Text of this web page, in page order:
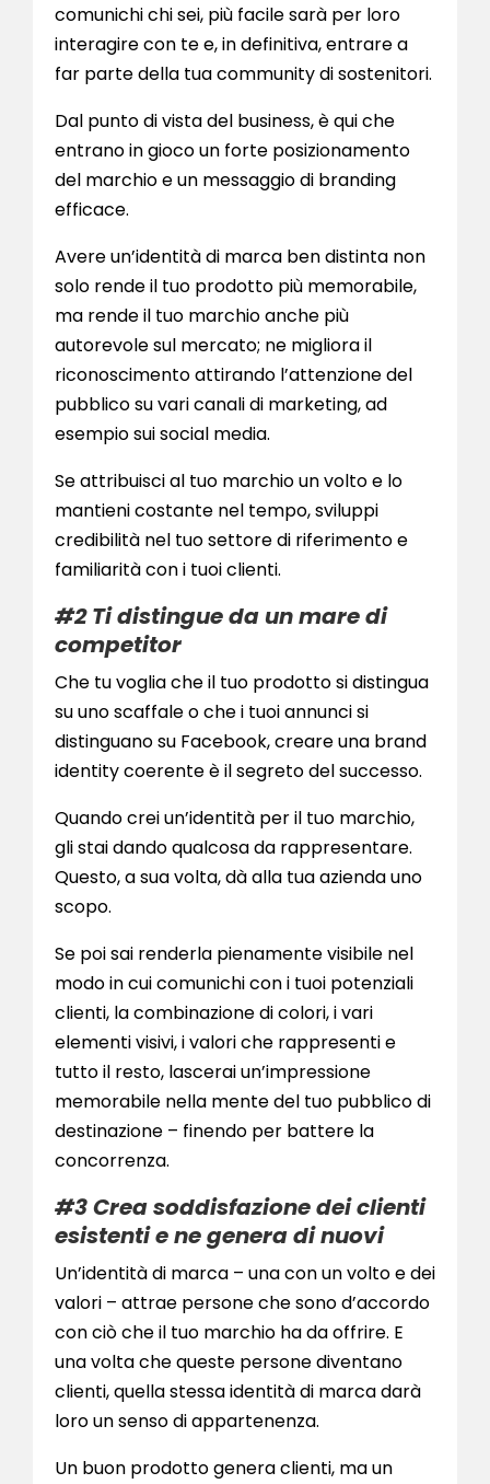
comunichi chi sei, più facile sarà per loro
interagire con te e, in definitiva, entrare a
far parte della tua community di sostenitori.
Dal punto di vista del business, è qui che
entrano in gioco un forte posizionamento
del marchio e un messaggio di branding
efficace.
Avere un’identità di marca ben distinta non
solo rende il tuo prodotto più memorabile,
ma rende il tuo marchio anche più
autorevolesul mercato; ne migliora il
riconoscimento attirando l’attenzione del
pubblico su vari canali di marketing, ad
esempio sui social media.
Se attribuisci al tuo marchio un volto e lo
mantieni costante nel tempo, sviluppi
credibilità nel tuo settore di riferimento e
familiarità con i tuoi clienti.
#2 Ti distingue da un mare di
competitor
Che tu voglia che il tuo prodotto si distingua
su uno scaffale o che i tuoi annunci si
distinguano su Facebook, creare una brand
identity coerente è il segreto del successo.
Quando crei un’identità per il tuo marchio,
gli stai dando qualcosa da rappresentare.
Questo, a sua volta, dà alla tua azienda uno
scopo.
Se poi sai renderla pienamente visibile nel
modo in cui comunichi con i tuoi potenziali
clienti, la combinazione di colori, i vari
elementi visivi, i valori che rappresenti e
tutto il resto, lascerai un’impressione
memorabile nella mente del tuo pubblico di
destinazione – finendo per battere la
concorrenza.
#3 Crea soddisfazione dei clienti
esistenti e ne genera di nuovi
Un’identità di marca – una con un volto e dei
valori – attrae persone che sono d’accordo
con ciò che il tuo marchio ha da offrire. E
una volta che queste persone diventano
clienti, quella stessa identità di marca darà
loro un senso di appartenenza.
Un buon prodotto genera clienti, ma un